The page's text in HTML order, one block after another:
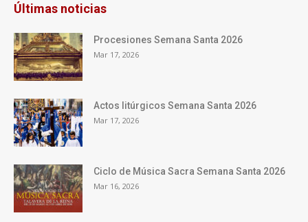
Últimas noticias
Procesiones Semana Santa 2026
Mar 17, 2026
Actos litúrgicos Semana Santa 2026
Mar 17, 2026
Ciclo de Música Sacra Semana Santa 2026
Mar 16, 2026